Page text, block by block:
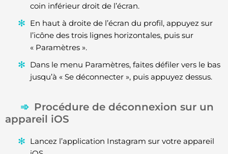
coin inférieur droit de l’écran.
En haut à droite de l’écran du profil, appuyez sur
l’icône des trois lignes horizontales, puis sur
« Paramètres ».
Dans le menu Paramètres, faites défiler vers le bas
jusqu’à « Se déconnecter », puis appuyez dessus.
Procédure de déconnexion sur un
appareil iOS
Lancez l’application Instagram sur votre appareil